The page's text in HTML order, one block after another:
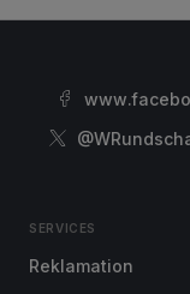
SERVICES
Reklamation